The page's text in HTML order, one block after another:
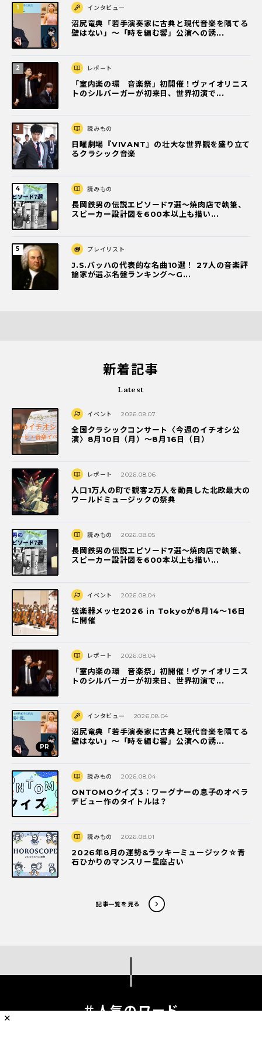
インタビュー
沼尻竜典「若手演奏家に古典と現代音楽を隔てる
壁はない」～「時を編む響」公演への誘...
レポート
「室内楽の環 音楽祭」初開催！ヴァイオリニス
トのシルバーガーが初来日、世界初演で...
読みもの
日曜劇場『VIVANT』の壮大な世界観を盛り立て
るクラシック音楽
読みもの
長岡鉄男の伝説エピソード7選〜焼肉店で執筆、
スピーカー設計図を600本以上も描い...
プレイリスト
J.S.バッハの代表的な名曲10選！ 27人の音楽評
論家が選ぶ名盤ランキング〜G...
新着記事
Latest
イベント 2026.08.07
全国クラシックコンサート〈今週のイチオシ公
演〉8月10日（月）～8月16日（日）
レポート 2026.08.06
人口1万人の町で観客2万人を動員した北欧最大の
ワールドミュージックの祭典
読みもの 2026.08.05
長岡鉄男の伝説エピソード7選〜焼肉店で執筆、
スピーカー設計図を600本以上も描い...
イベント 2026.08.04
弦楽器メッセ2026 in Tokyoが8月14～16日
に開催
レポート 2026.08.04
「室内楽の環 音楽祭」初開催！ヴァイオリニス
トのシルバーガーが初来日、世界初演で...
インタビュー 2026.08.04
沼尻竜典「若手演奏家に古典と現代音楽を隔てる
壁はない」～「時を編む響」公演への誘...
読みもの 2026.08.04
ONTOMOクイズ3：ワーグナーの息子のオペラ
デビュー作のタイトルは？
読みもの 2026.08.01
2026年8月の運勢&ラッキーミュージック☆青
石ひかりのマンスリー星座占い
記事一覧を見る
＃人気のワード
✕